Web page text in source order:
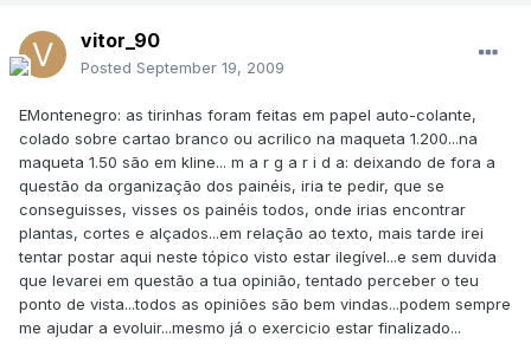
vitor_90
Posted September 19, 2009
EMontenegro: as tirinhas foram feitas em papel auto-colante,
colado sobre cartao branco ou acrilico na maqueta 1.200...na
maqueta 1.50 são em kline... m a r g a r i d a: deixando de fora a
questão da organização dos painéis, iria te pedir, que se
conseguisses, visses os painéis todos, onde irias encontrar
plantas, cortes e alçados...em relação ao texto, mais tarde irei
tentar postar aqui neste tópico visto estar ilegível...e sem duvida
que levarei em questão a tua opinião, tentado perceber o teu
ponto de vista...todos as opiniões são bem vindas...podem sempre
me ajudar a evoluir...mesmo já o exercicio estar finalizado...